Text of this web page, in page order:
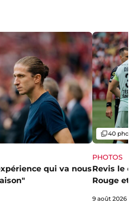
qui va nous
PHOTOS
Revis le
Rouge et
Galerie
40
9 août 2026